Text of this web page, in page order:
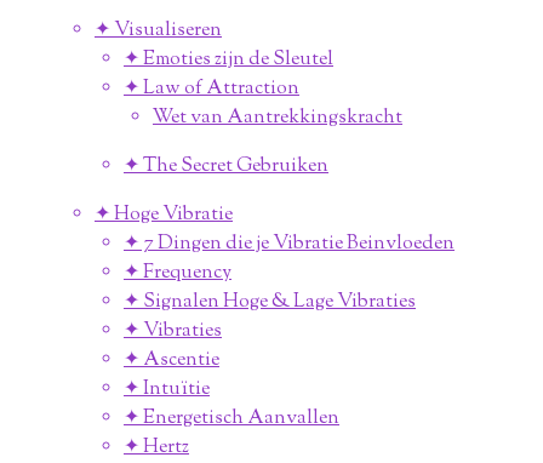
✦ Visualiseren
✦ Emoties zijn de Sleutel
✦ Law of Attraction
Wet van Aantrekkingskracht
✦ The Secret Gebruiken
✦ Hoge Vibratie
✦ 7 Dingen die je Vibratie Beinvloeden
✦ Frequency
✦ Signalen Hoge & Lage Vibraties
✦ Vibraties
✦ Ascentie
✦ Intuïtie
✦ Energetisch Aanvallen
✦ Hertz